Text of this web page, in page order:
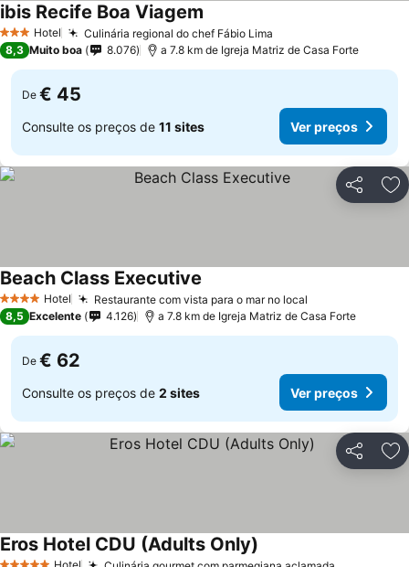
3 EstrelasHotel Culinária regional do chef Fábio Lima
ibis Recife Boa Viagem
8,3 Muito boa 8.076 a 7.8 km de Igreja Matriz de Casa Forte
De € 45
Consulte os preços de 11 sites Ver preços
Partilhar
4 EstrelasHotel Restaurante com vista para o mar no local
Beach Class Executive
8,5 Excelente 4.126 a 7.8 km de Igreja Matriz de Casa Forte
De € 62
Consulte os preços de 2 sites Ver preços
Partilhar
Hotel
Eros Hotel CDU (Adults Only)